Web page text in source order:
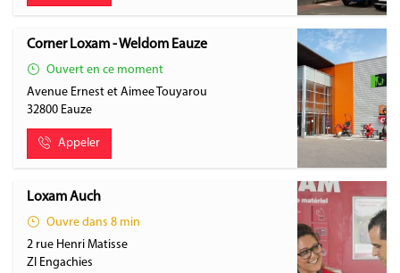
Corner Loxam - Weldom Eauze
Ouvert en ce moment
Avenue Ernest et Aimee Touyarou
32800 Eauze
Appeler
Loxam Auch
Ouvre dans 8 min
2 rue Henri Matisse
ZI Engachies